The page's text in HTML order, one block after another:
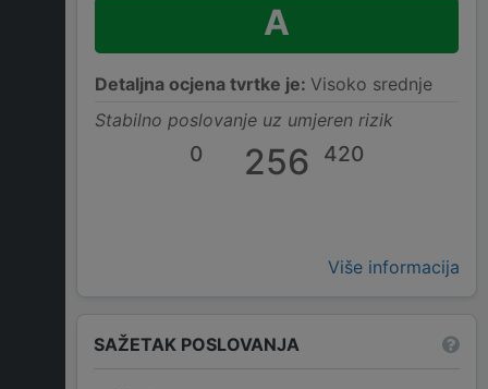
A
Detaljna ocjena tvrtke je: Visoko srednje
Stabilno poslovanje uz umjeren rizik
0 256 420
Više informacija
SAŽETAK POSLOVANJA